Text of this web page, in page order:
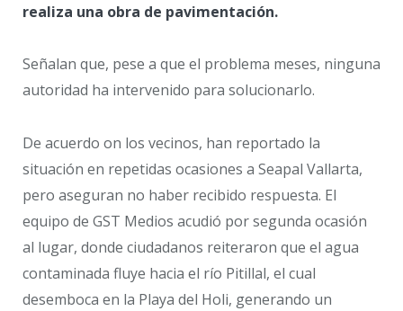
realiza una obra de pavimentación.
Señalan que, pese a que el problema meses, ninguna
autoridad ha intervenido para solucionarlo.
De acuerdo on los vecinos, han reportado la
situación en repetidas ocasiones a Seapal Vallarta,
pero aseguran no haber recibido respuesta. El
equipo de GST Medios acudió por segunda ocasión
al lugar, donde ciudadanos reiteraron que el agua
contaminada fluye hacia el río Pitillal, el cual
desemboca en la Playa del Holi, generando un